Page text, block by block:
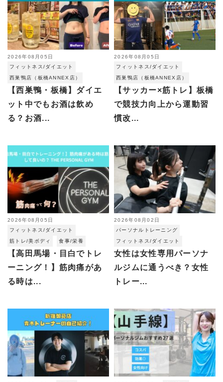
2026年08月05日
フィットネス/ダイエット
西巣鴨店（板橋ANNEX店）
【西巣鴨・板橋】ダイエ
ット中でもお酒は飲め
る？お酒...
2026年08月05日
フィットネス/ダイエット
西巣鴨店（板橋ANNEX店）
【サッカー×筋トレ】板橋
で競技力向上から運動習
慣改...
2026年08月05日
フィットネス/ダイエット
筋トレ/美ボディ
食事/栄養
【高田馬場・目白でトレ
ーニング！】筋肉痛があ
る時は...
2026年08月02日
パーソナルトレーニング
フィットネス/ダイエット
女性は女性専用パーソナ
ルジムに通うべき？女性
トレー...